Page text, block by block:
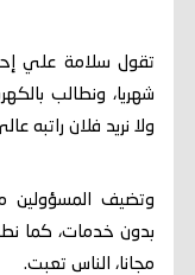
تقول سلامة علي
شهريا، ونطالب
ولا نريد فلان راتبه
وتضيف المسؤولين
بدون خدمات، كما
مجانا، الناس تعبت.